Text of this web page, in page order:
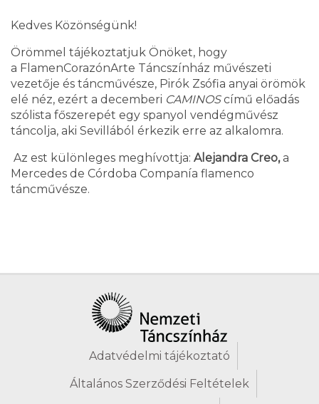
Kedves Közönségünk!
Örömmel tájékoztatjuk Önöket, hogy
a FlamenCorazónArte Táncszínház művészeti
vezetője és táncművésze, Pirók Zsófia anyai örömök
elé néz, ezért a decemberi CAMINOScímű előadás
szólista főszerepét egy spanyol vendégművész
táncolja, aki Sevillából érkezik erre az alkalomra.
Az est különleges meghívottja: Alejandra Creo,a
Mercedes de Córdoba Companía flamenco
táncművésze.
Adatvédelmi tájékoztató
Általános Szerződési Feltételek